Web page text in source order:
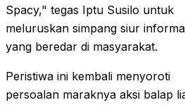
Spacy," tegas Iptu Susilo untuk
meluruskan simpang siur
yang beredar di masyarakat.
Peristiwa ini kembali menyoroti
persoalan maraknya aksi balap